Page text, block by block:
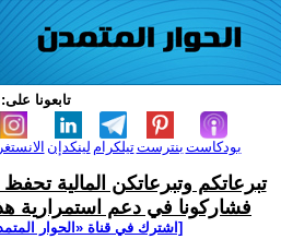
تابعونا على:
لينكدإن تيلكرامبنترست بودكاست
تبرعاتكم وتبرعاتكن المالية
فشاركونا في دعم استمرارية
[اشترك في قناة ‫«الحوار